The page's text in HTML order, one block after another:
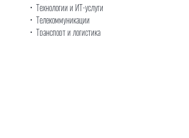
• Технологии и ИТ-услуги
• Телекоммуникации
• Транспорт и логистика